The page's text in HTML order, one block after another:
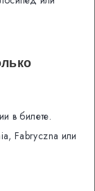
в билете.
Fabryczna или